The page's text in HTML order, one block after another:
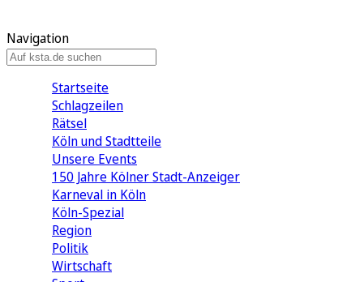
Navigation
Startseite
Schlagzeilen
Rätsel
Köln und Stadtteile
Unsere Events
150 Jahre Kölner Stadt-Anzeiger
Karneval in Köln
Köln-Spezial
Region
Politik
Wirtschaft